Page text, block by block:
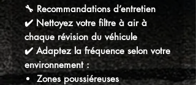
🔧 Recommandations d’entretien
✔️ Nettoyez votre filtre à air à
chaque révision du véhicule
✔️ Adaptez la fréquence selon votre
environnement :
Zones poussiéreuses